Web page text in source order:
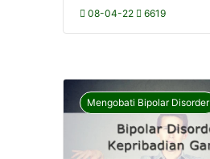
08-04-22 6619
Mengobati Bipolar Disorder